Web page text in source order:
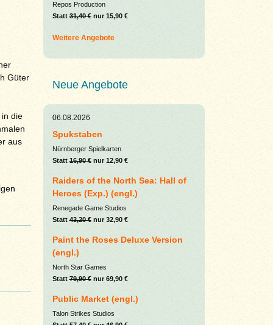
Güter
die
aus
Repos Production
Statt31,40 €nur 15,90 €
Weitere Angebote
Neue Angebote
06.08.2026
Spukstaben
Nürnberger Spielkarten
Statt16,90 €nur 12,90 €
Raiders of the North Sea: Hall of
Heroes (Exp.) (engl.)
Renegade Game Studios
Statt43,20 €nur 32,90 €
Paint the Roses Deluxe Version
(engl.)
North Star Games
Statt79,90 €nur 69,90 €
Public Market (engl.)
Talon Strikes Studios